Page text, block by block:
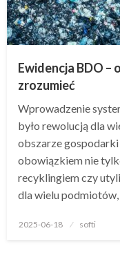
Ewidencja BDO
zrozumieć
Wprowadzenie
było rewolucją dla
obszarze gospodarki
obowiązkiem nie
recyklingiem czy
dla wielu podmiotów,
Opublikowane
2025-06-18 softi